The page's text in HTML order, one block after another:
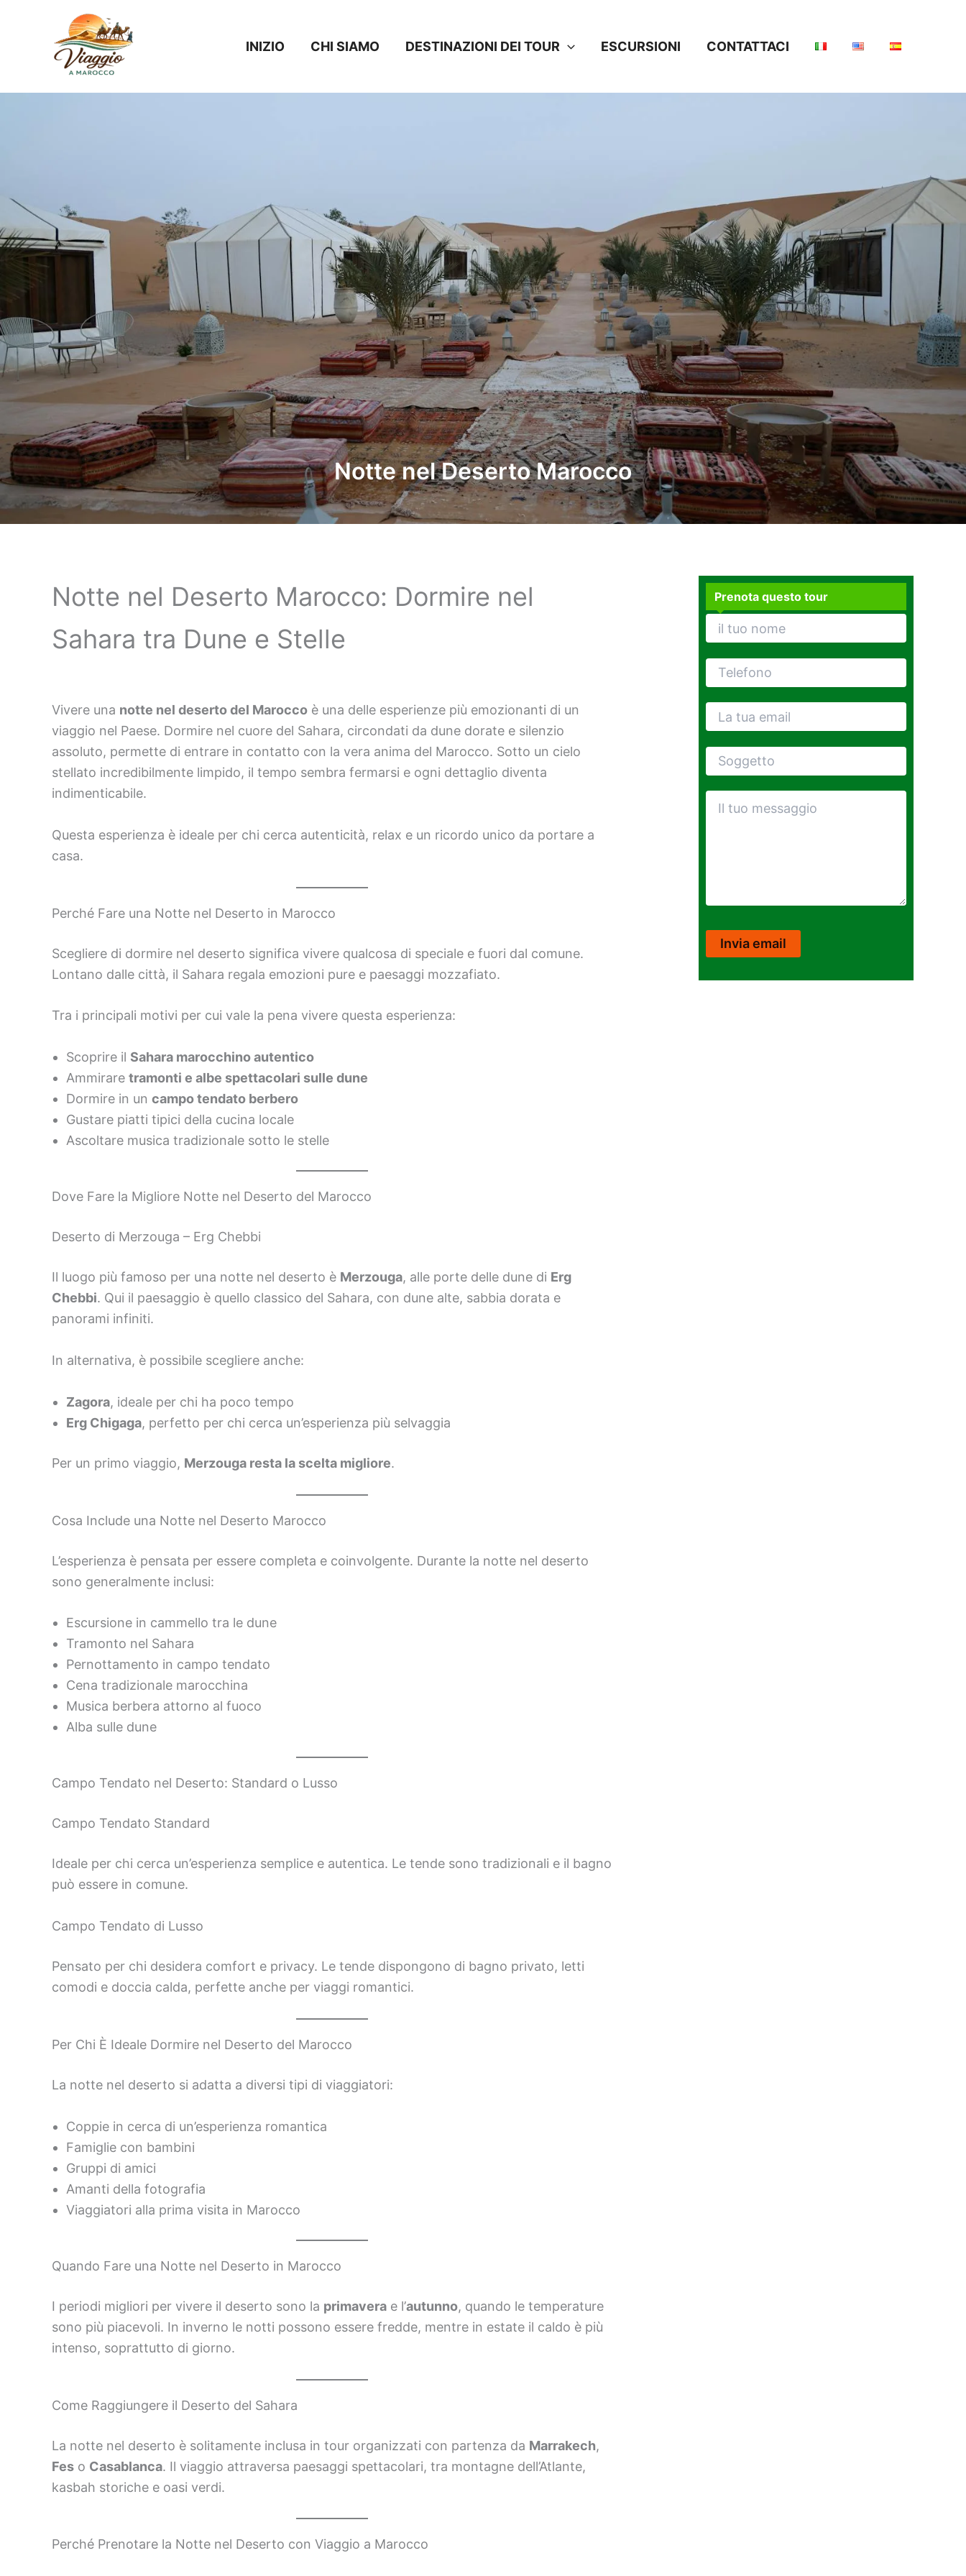
contenuto
INIZIO CHI SIAMO DESTINAZIONI DEI TOUR ESCURSIONI CONTATTACI
Notte nel Deserto Marocco
Notte nel Deserto Marocco: Dormire nel
Sahara tra Dune e Stelle
Vivere una notte nel deserto del Marocco è una delle esperienze più emozionanti di un
viaggio nel Paese. Dormire nel cuore del Sahara, circondati da dune dorate e silenzio
assoluto, permette di entrare in contatto con la vera anima del Marocco. Sotto un cielo
stellato incredibilmente limpido, il tempo sembra fermarsi e ogni dettaglio diventa
indimenticabile.
Questa esperienza è ideale per chi cerca autenticità, relax e un ricordo unico da portare a
casa.
Perché Fare una Notte nel Deserto in Marocco
Scegliere di dormire nel deserto significa vivere qualcosa di speciale e fuori dal comune.
Lontano dalle città, il Sahara regala emozioni pure e paesaggi mozzafiato.
Tra i principali motivi per cui vale la pena vivere questa esperienza:
Scoprire il Sahara marocchino autentico
Ammirare tramonti e albe spettacolari sulle dune
Dormire in un campo tendato berbero
Gustare piatti tipici della cucina locale
Ascoltare musica tradizionale sotto le stelle
Dove Fare la Migliore Notte nel Deserto del Marocco
Deserto di Merzouga – Erg Chebbi
Il luogo più famoso per una notte nel deserto è Merzouga, alle porte delle dune di Erg
Chebbi. Qui il paesaggio è quello classico del Sahara, con dune alte, sabbia dorata e
panorami infiniti.
In alternativa, è possibile scegliere anche:
Zagora, ideale per chi ha poco tempo
Erg Chigaga, perfetto per chi cerca un’esperienza più selvaggia
Per un primo viaggio, Merzouga resta la scelta migliore.
Cosa Include una Notte nel Deserto Marocco
L’esperienza è pensata per essere completa e coinvolgente. Durante la notte nel deserto
sono generalmente inclusi:
Escursione in cammello tra le dune
Tramonto nel Sahara
Pernottamento in campo tendato
Cena tradizionale marocchina
Musica berbera attorno al fuoco
Alba sulle dune
Campo Tendato nel Deserto: Standard o Lusso
Campo Tendato Standard
Ideale per chi cerca un’esperienza semplice e autentica. Le tende sono tradizionali e il bagno
può essere in comune.
Campo Tendato di Lusso
Pensato per chi desidera comfort e privacy. Le tende dispongono di bagno privato, letti
comodi e doccia calda, perfette anche per viaggi romantici.
Per Chi È Ideale Dormire nel Deserto del Marocco
La notte nel deserto si adatta a diversi tipi di viaggiatori:
Coppie in cerca di un’esperienza romantica
Famiglie con bambini
Gruppi di amici
Amanti della fotografia
Viaggiatori alla prima visita in Marocco
Quando Fare una Notte nel Deserto in Marocco
I periodi migliori per vivere il deserto sono la primavera e l’autunno, quando le temperature
sono più piacevoli. In inverno le notti possono essere fredde, mentre in estate il caldo è più
intenso, soprattutto di giorno.
Come Raggiungere il Deserto del Sahara
La notte nel deserto è solitamente inclusa in tour organizzati con partenza da Marrakech,
Fes o Casablanca. Il viaggio attraversa paesaggi spettacolari, tra montagne dell’Atlante,
kasbah storiche e oasi verdi.
Perché Prenotare la Notte nel Deserto con Viaggio a Marocco
Prenota questo tour